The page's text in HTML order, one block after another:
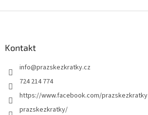
Kontakt
info@prazskezkratky.cz
724 214 774
https://www.facebook.com/prazskezkratky
prazskezkratky/